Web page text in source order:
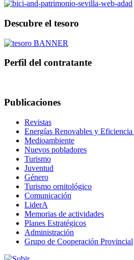
Descubre el tesoro
Perfil del contratante
Publicaciones
Revistas
Energías Renovables y Eficiencia
Medioambiente
Nuevos pobladores
Turismo
Juventud
Género
Turismo ornitológico
Comunicación
LiderA
Memorias de actividades
Planes Estratégicos
Administración
Grupo de Cooperación Provincial